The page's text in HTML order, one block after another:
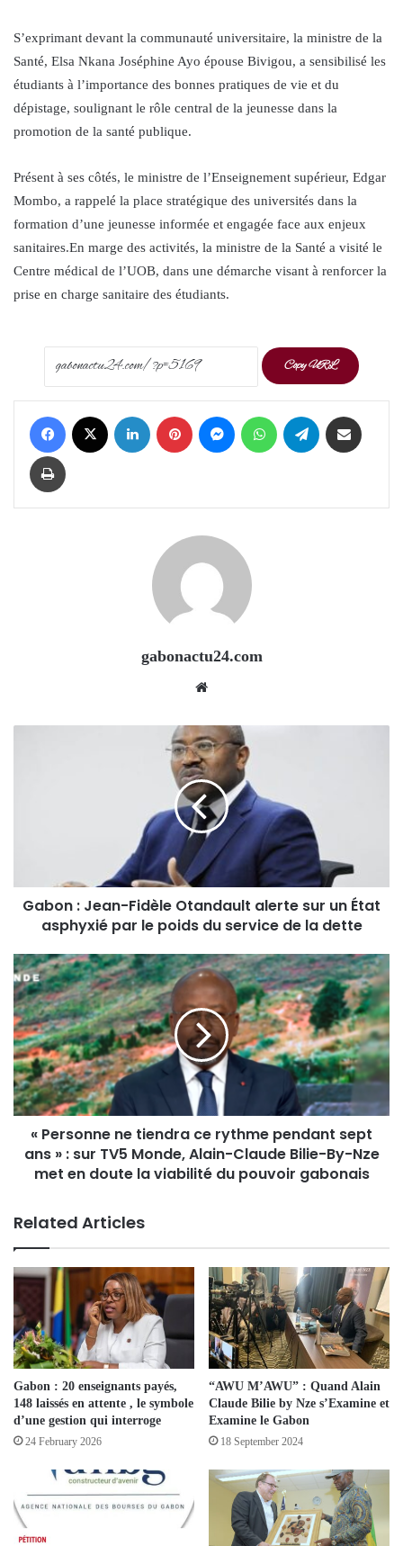
S’exprimant devant la communauté universitaire, la ministre de la
Santé, Elsa Nkana Joséphine Ayo épouse Bivigou, a sensibilisé les
étudiants à l’importance des bonnes pratiques de vie et du
dépistage, soulignant le rôle central de la jeunesse dans la
promotion de la santé publique.
Présent à ses côtés, le ministre de l’Enseignement supérieur, Edgar
Mombo, a rappelé la place stratégique des universités dans la
formation d’une jeunesse informée et engagée face aux enjeux
sanitaires.En marge des activités, la ministre de la Santé a visité le
Centre médical de l’UOB, dans une démarche visant à renforcer la
prise en charge sanitaire des étudiants.
Copy URL
Facebook LinkedIn Pinterest Messenger WhatsApp Telegram
Print
gabonactu24.com
Gabon : Jean-Fidèle Otandault alerte sur un État
asphyxié par le poids du service de la dette
« Personne ne tiendra ce rythme pendant sept
ans » : sur TV5 Monde, Alain-Claude Bilie-By-Nze
met en doute la viabilité du pouvoir gabonais
Related Articles
Gabon : 20 enseignants payés,
148 laissés en attente , le symbole
d’une gestion qui interroge
24 February 2026
“AWU M’AWU” : Quand Alain
Claude Bilie by Nze s’Examine et
Examine le Gabon
18 September 2024